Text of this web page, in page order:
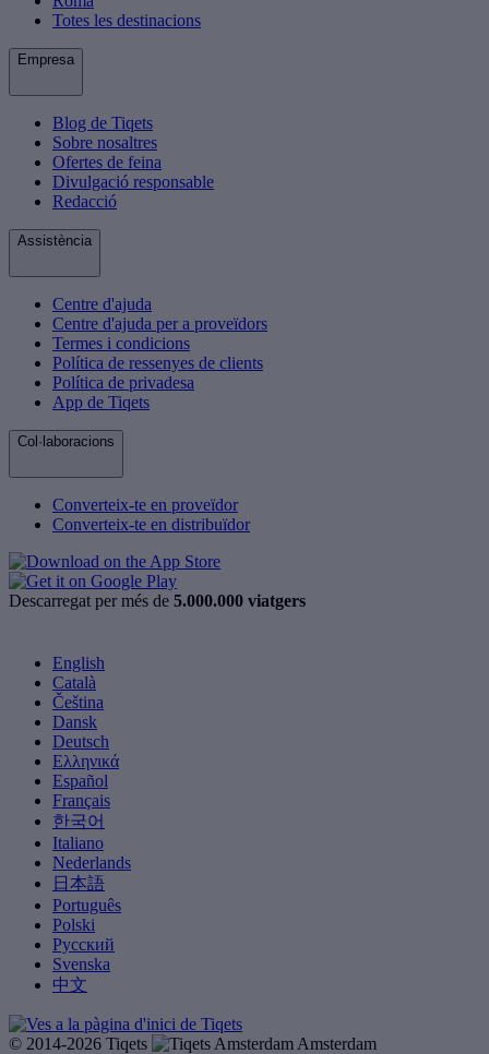
Totes les destinacions
Empresa
Blog de Tiqets
Sobre nosaltres
Ofertes de feina
Divulgació responsable
Redacció
Assistència
Centre d'ajuda
Centre d'ajuda per a proveïdors
Termes i condicions
Política de ressenyes de clients
Política de privadesa
App de Tiqets
Col·laboracions
Converteix-te en proveïdor
Converteix-te en distribuïdor
Descarregat per més de 5.000.000 viatgers
English
Català
Čeština
Dansk
Deutsch
Ελληνικά
Español
Français
한국어
Italiano
Nederlands
日本語
Português
Polski
Русский
Svenska
中文
© 2014-2026 Tiqets
Amsterdam